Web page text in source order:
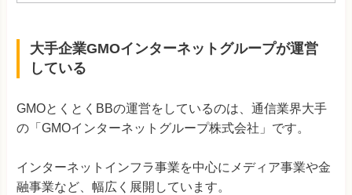
大手企業GMOインターネットグループが運営
している
GMOとくとくBBの運営をしているのは、通信業界大手
の「GMOインターネットグループ株式会社」です。
インターネットインフラ事業を中心にメディア事業や金
融事業など、幅広く展開しています。